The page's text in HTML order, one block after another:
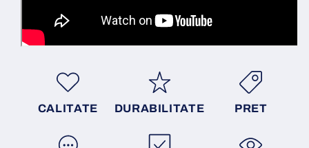
CALITATE DURABILITATE PRET